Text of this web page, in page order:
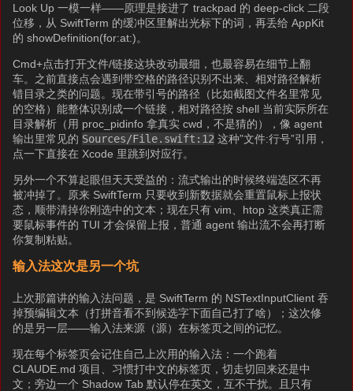
Look Up 一模一样——原理是接进了 trackpad 的 deep-click 二段
位移，从 SwiftTerm 的缓冲区里解出光标下的词，再丢给 AppKit
的 showDefinition(for:at:)。
Cmd+点击打开文件/链接这块改动最细，也最容易在细节上翻
车。之前直接点会遇到带空格的路径识别不出来、相对路径解析
错目录之类的问题。现在带引号的路径（比如截图文件名里常见
的空格）能整体识别成一个链接，相对路径按 shell 当前实际所在
目录解析（用 proc_pidinfo 拿真实 cwd，不是猜的），像 agent
输出里常见的 Sources/File.swift:12 这种”文件:行号”引用，
点一下直接在 Xcode 里跳到对应行。
另外一个不算起眼但天天受益的：流式输出的时候终端选区不再
被冲掉了。原来 SwiftTerm 只要收到新数据就会重置鼠标上报状
态，顺带清掉你刚选中的文本；现在只有 vim、htop 这类真正需
要鼠标事件的 TUI 才会保留上报，普通 agent 输出流不会再打断
你复制粘贴。
输入法这次是另一个坑
上次那篇讲的输入法问题，是 SwiftTerm 的 NSTextInputClient 吞
掉预编辑文本（打拼音看不到候选字下面自己打了啥）；这次修
的是另一层——输入法来源（源）在标签页之间的记忆。
现在每个标签页会记住自己上次用的输入法：一个跑着
CLAUDE.md 项目、习惯打中文的标签页，切走切回来还是中
文；旁边一个 Shadow Tab 默认停在英文，互不干扰。且只有